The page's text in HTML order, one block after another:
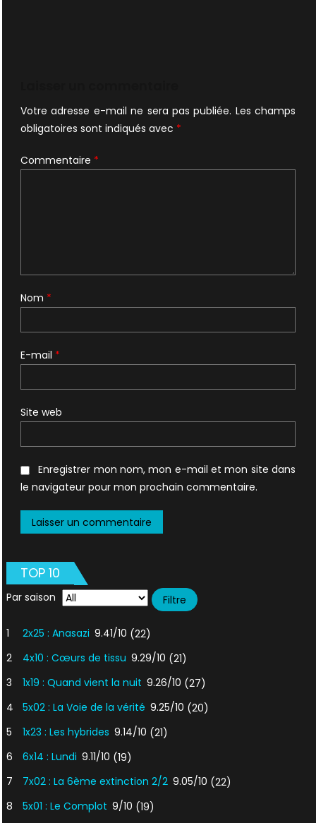
Votre adresse e-mail ne sera pas publiée. Les champs
obligatoires sont indiqués avec *
Commentaire *
Nom *
E-mail *
Site web
Enregistrer mon nom, mon e-mail et mon site dans
le navigateur pour mon prochain commentaire.
TOP 10
Par saison
1 2x25 : Anasazi 9.41/10 (22)
2
4x10 : Cœurs de tissu 9.29/10 (21)
3
1x19 : Quand vient la nuit 9.26/10 (27)
4
5x02 : La Voie de la vérité 9.25/10 (20)
5
1x23 : Les hybrides 9.14/10 (21)
6
6x14 : Lundi 9.11/10 (19)
7
7x02 : La 6ème extinction 2/2 9.05/10 (22)
8
5x01 : Le Complot 9/10 (19)